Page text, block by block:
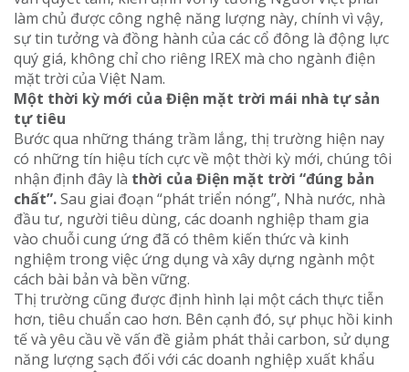
làm chủ được công nghệ năng lượng này, chính vì vậy,
sự tin tưởng và đồng hành của các cổ đông là động lực
quý giá, không chỉ cho riêng IREX mà cho ngành điện
mặt trời của Việt Nam.
Một thời kỳ mới của Điện mặt trời mái nhà tự sản
tự tiêu
Bước qua những tháng trầm lắng, thị trường hiện nay
có những tín hiệu tích cực về một thời kỳ mới, chúng tôi
nhận định đây là thời của Điện mặt trời “đúng bản
chất”.Sau giai đoạn “phát triển nóng”, Nhà nước, nhà
đầu tư, người tiêu dùng, các doanh nghiệp tham gia
vào chuỗi cung ứng đã có thêm kiến thức và kinh
nghiệm trong việc ứng dụng và xây dựng ngành một
cách bài bản và bền vững.
Thị trường cũng được định hình lại một cách thực tiễn
hơn, tiêu chuẩn cao hơn. Bên cạnh đó, sự phục hồi kinh
tế và yêu cầu về vấn đề giảm phát thải carbon, sử dụng
năng lượng sạch đối với các doanh nghiệp xuất khẩu